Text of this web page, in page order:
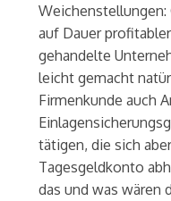
auf Dauer
gehandelte
leicht gemacht
Firmenkunde auch
tätigen, die sich
Tagesgeldkonto
das und was wären